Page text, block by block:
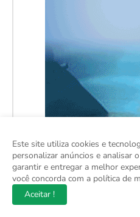
Este site utiliza cookies e
personalizar anúncios e analisar
garantir e entregar a melhor
você concorda com a política de
Aceitar !